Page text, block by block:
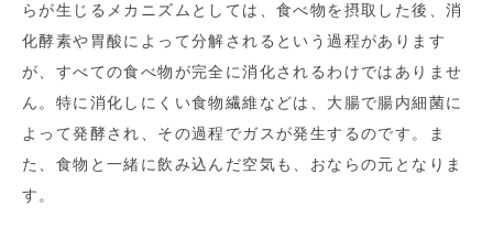
らが生じるメカニズムとしては、食べ物を摂取した後、消
化酵素や胃酸によって分解されるという過程があります
が、すべての食べ物が完全に消化されるわけではありませ
ん。特に消化しにくい食物繊維などは、大腸で腸内細菌に
よって発酵され、その過程でガスが発生するのです。ま
た、食物と一緒に飲み込んだ空気も、おならの元となりま
す。